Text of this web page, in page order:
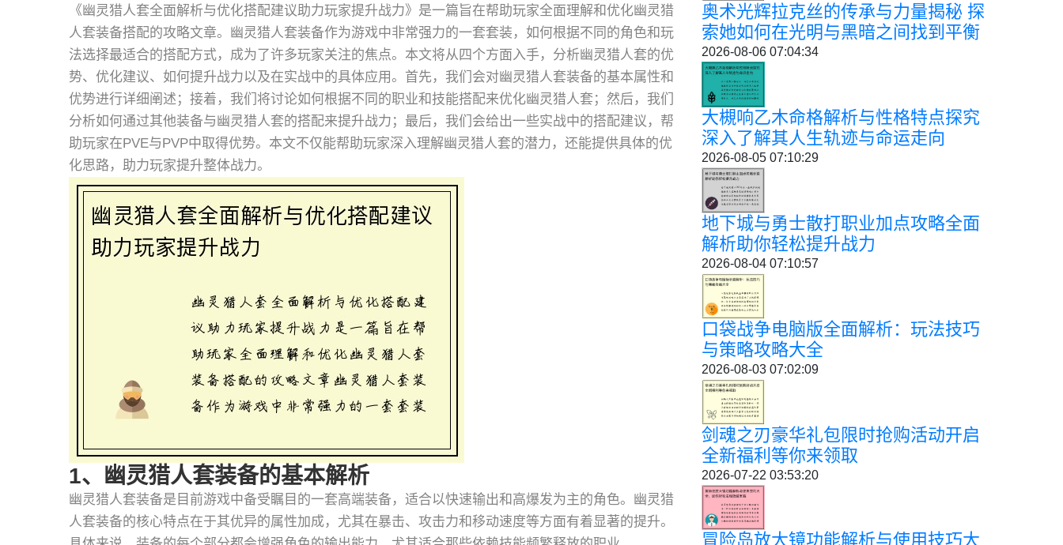
《幽灵猎人套全面解析与优化搭配建议助力玩家提升战力》是一篇旨在帮助玩家全面理解和优化幽灵猎
人套装备搭配的攻略文章。幽灵猎人套装备作为游戏中非常强力的一套套装，如何根据不同的角色和玩
法选择最适合的搭配方式，成为了许多玩家关注的焦点。本文将从四个方面入手，分析幽灵猎人套的优
势、优化建议、如何提升战力以及在实战中的具体应用。首先，我们会对幽灵猎人套装备的基本属性和
优势进行详细阐述；接着，我们将讨论如何根据不同的职业和技能搭配来优化幽灵猎人套；然后，我们
分析如何通过其他装备与幽灵猎人套的搭配来提升战力；最后，我们会给出一些实战中的搭配建议，帮
助玩家在PVE与PVP中取得优势。本文不仅能帮助玩家深入理解幽灵猎人套的潜力，还能提供具体的优
化思路，助力玩家提升整体战力。
1、幽灵猎人套装备的基本解析
幽灵猎人套装备是目前游戏中备受瞩目的一套高端装备，适合以快速输出和高爆发为主的角色。幽灵猎
人套装备的核心特点在于其优异的属性加成，尤其在暴击、攻击力和移动速度等方面有着显著的提升。
奥术光辉拉克丝的传承与力量揭秘 探
索她如何在光明与黑暗之间找到平衡
2026-08-06 07:04:34
大槻响乙木命格解析与性格特点探究
深入了解其人生轨迹与命运走向
2026-08-05 07:10:29
地下城与勇士散打职业加点攻略全面
解析助你轻松提升战力
2026-08-04 07:10:57
口袋战争电脑版全面解析：玩法技巧
与策略攻略大全
2026-08-03 07:02:09
剑魂之刃豪华礼包限时抢购活动开启
全新福利等你来领取
2026-07-22 03:53:20
冒险岛放大镜功能解析与使用技巧大